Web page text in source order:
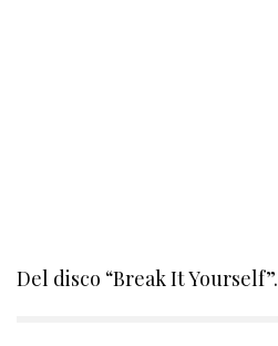
Del disco “Break It Yourself”.